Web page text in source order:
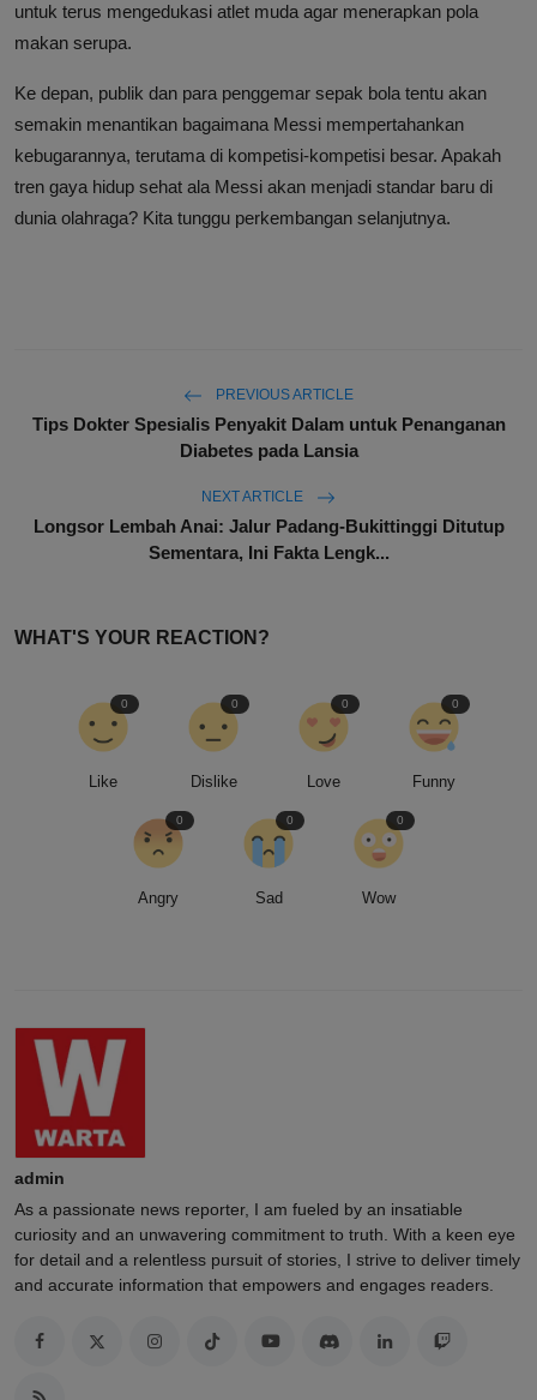
untuk terus mengedukasi atlet muda agar menerapkan pola
makan serupa.
Ke depan, publik dan para penggemar sepak bola tentu akan
semakin menantikan bagaimana Messi mempertahankan
kebugarannya, terutama di kompetisi-kompetisi besar. Apakah
tren gaya hidup sehat ala Messi akan menjadi standar baru di
dunia olahraga? Kita tunggu perkembangan selanjutnya.
PREVIOUS ARTICLE
Tips Dokter Spesialis Penyakit Dalam untuk Penanganan
Diabetes pada Lansia
NEXT ARTICLE
Longsor Lembah Anai: Jalur Padang-Bukittinggi Ditutup
Sementara, Ini Fakta Lengk...
WHAT'S YOUR REACTION?
Like
0
Dislike
0
Love
0
Funny
0
Angry
0
Sad
0
Wow
0
admin
As a passionate news reporter, I am fueled by an insatiable
curiosity and an unwavering commitment to truth. With a keen eye
for detail and a relentless pursuit of stories, I strive to deliver timely
and accurate information that empowers and engages readers.